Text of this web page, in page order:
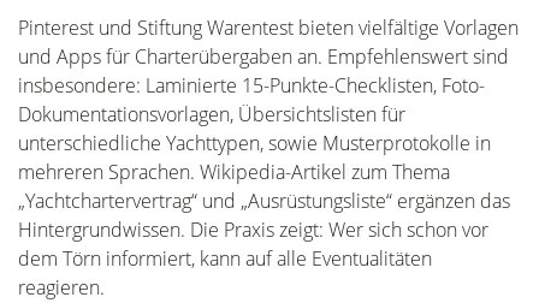
Pinterest und Stiftung Warentest bieten vielfältige Vorlagen
und Apps für Charterübergaben an. Empfehlenswert sind
insbesondere: Laminierte 15-Punkte-Checklisten, Foto-
Dokumentationsvorlagen, Übersichtslisten für
unterschiedliche Yachttypen, sowie Musterprotokolle in
mehreren Sprachen. Wikipedia-Artikel zum Thema
„Yachtchartervertrag“ und „Ausrüstungsliste“ ergänzen das
Hintergrundwissen. Die Praxis zeigt: Wer sich schon vor
dem Törn informiert, kann auf alle Eventualitäten
reagieren.